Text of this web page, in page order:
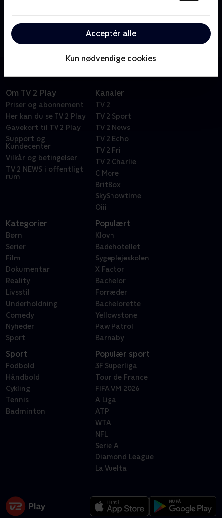
Acceptér alle
Kun nødvendige cookies
alderen 1-4 år. Filmene er enkle, lærerige og
underholdende.
Om TV 2 Play
Priser og abonnement
Her kan du se TV 2 Play
Gavekort til TV 2 Play
Support og
Kundecenter
Vilkår og betingelser
TV 2 NEWS i offentligt
rum
Kanaler
TV 2
TV 2 Sport
TV 2 News
TV 2 Echo
TV 2 Fri
TV 2 Charlie
C More
BritBox
SkyShowtime
Oiii
Kategorier
Børn
Serier
Film
Dokumentar
Reality
Livsstil
Underholdning
Comedy
Nyheder
Sport
Populært
Klovn
Badehotellet
Sygeplejeskolen
X Factor
Bachelor
Forræder
Bachelorette
Yellowstone
Paw Patrol
Barnaby
Sport
Fodbold
Håndbold
Cykling
Tennis
Badminton
Populær sport
3F Superliga
Tour de France
FIFA VM 2026
A Liga
ATP
WTA
NFL
Serie A
Diamond League
La Vuelta